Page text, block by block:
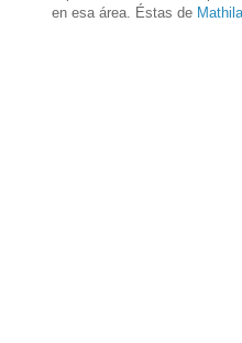
en esa área. Éstas de